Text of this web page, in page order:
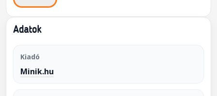
Adatok
Kiadó
Minik.hu